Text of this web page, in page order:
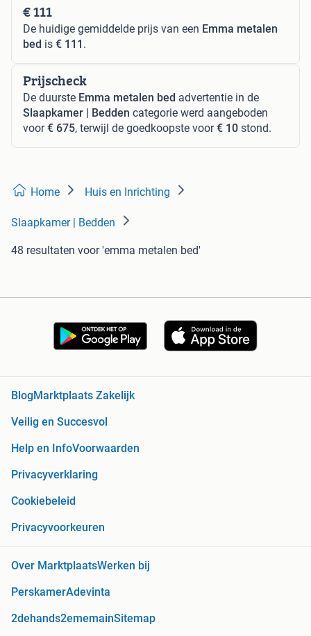
€ 111
De huidige gemiddelde prijs van een Emma metalen
bed is € 111 .
Prijscheck
De duurste Emma metalen bed advertentie in de
Slaapkamer | Bedden categorie werd aangeboden
voor€ 675, terwijl de goedkoopste voor€ 10 stond.
Home Huis en Inrichting
Slaapkamer | Bedden
48 resultaten voor 'emma metalen bed'
BlogMarktplaats Zakelijk
Veilig en Succesvol
Help en InfoVoorwaarden
Privacyverklaring
Cookiebeleid
Privacyvoorkeuren
Over MarktplaatsWerken bij
PerskamerAdevinta
2dehands2ememainSitemap